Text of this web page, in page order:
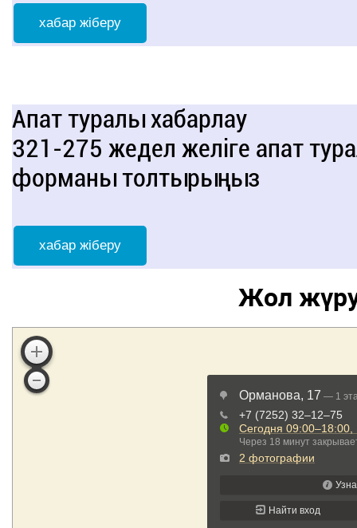
хабар жіберу
Апат туралы хабарлау
321-275 жедел желіге апат
форманы толтырыңыз
хабар жіберу
Жол